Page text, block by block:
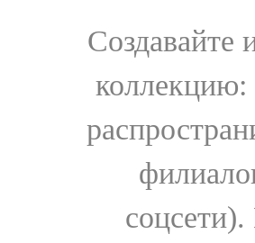
Создавайте
коллекцию: